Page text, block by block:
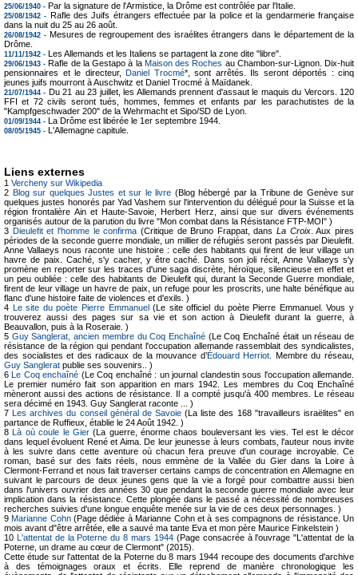
25/06/1940 - Par la signature de l'Armistice, la Drôme est contrôlée par l'Italie.
25/08/1942 -
Rafle des Juifs étrangers effectuée par la police et la gendarmerie française
dans la nuit du 25 au 26 août.
26/08/1942 - Mesures de regroupement des israélites étrangers dans le département de la
Drôme.
11/11/1942 - Les Allemands et les Italiens se partagent la zone dite "libre".
29/06/1943 - Rafle de la Gestapo à la Maison des Roches au Chambon-sur-Lignon. Dix-huit
pensionnaires et le directeur,
Daniel Trocmé*, sont arrêtés. Ils seront déportés : cinq
jeunes juifs mourront à Auschwitz et Daniel Trocmé à Maïdanek.
21/07/1944 - Du 21 au 23 juillet, les Allemands prennent d'assaut le maquis du Vercors. 120
FFI et 72 civils seront tués, hommes, femmes et enfants par les parachutistes de la
"Kampfgeschwader 200" de la Wehrmacht et Sipo/SD de Lyon.
01/09/1944 - La Drôme est libérée le 1er septembre 1944.
08/05/1945 - L'Allemagne capitule.
Liens externes
1 Vercheny sur Wikipedia
2 Blog sur quelques Justes et sur le livre (Blog hébergé par la Tribune de Genève sur
quelques justes honorés par Yad Vashem sur l'intervention du délégué pour la Suisse et la
région frontalière Ain et Haute-Savoie, Herbert Herz, ainsi que sur divers événements
organisés autour de la parution du livre "Mon combat dans la Résistance FTP-MOI" )
3 Dieulefit et l'homme le confirma (Critique de Bruno Frappat, dansLa Croix. Aux pires
périodes de la seconde guerre mondiale, un millier de réfugiés seront passés par Dieulefit.
Anne Vallaeys nous raconte une histoire : celle des habitants qui firent de leur village un
havre de paix. Caché, s'y cacher, y être caché. Dans son joli récit, Anne Vallaeys s'y
promène en reporter sur les traces d'une saga discrète, héroïque, silencieuse en effet et
un peu oubliée : celle des habitants de Dieulefit qui, durant la Seconde Guerre mondiale,
firent de leur village un havre de paix, un refuge pour les proscrits, une halte bénéfique au
flanc d'une histoire faite de violences et d'exils. )
4
Le site du poète Pierre Emmanuel (Le site officiel du poète Pierre Emmanuel. Vous y
trouverez aussi des pages sur sa vie et son action à Dieulefit durant la guerre, à
Beauvallon, puis à la Roseraie. )
5 Guy Sanglerat, ancien membre du Coq Enchaîné (Le Coq Enchaîné était un réseau de
résistance de la région qui pendant l'occupation allemande rassemblait des syndicalistes,
des socialistes et des radicaux de la mouvance d’Édouard Herriot . Membre du réseau,
Guy Sanglerat publie ses souvenirs.. )
6
Le Coq enchaîné (Le Coq enchaîné : un journal clandestin sous l'occupation allemande.
Le premier numéro fait son apparition en mars 1942. Les membres du Coq Enchaîné
mèneront aussi des actions de résistance. Il a compté jusqu'à 400 membres. Le réseau
sera décimé en 1943. Guy Sanglerat raconte ... )
7
Les archives du conseil général de Savoie (La liste des 168 "travailleurs israëlites" en
partance de Ruffieux, établie le 24 Août 1942. )
8
Là où coule le Gier(La guerre, énorme chaos bouleversant les vies. Tel est le décor
dans lequel évoluent René et Aima. De leur jeunesse à leurs combats, l'auteur nous invite
à les suivre dans cette aventure où chacun fera preuve d'un courage incroyable. Ce
roman, basé sur des faits réels, nous emmène de la Vallée du Gier dans la Loire à
Clermont-Ferrand et nous fait traverser certains camps de concentration en Allemagne en
suivant le parcours de deux jeunes gens que la vie a forgé pour combattre aussi bien
dans l'univers ouvrier des années 30 que pendant la seconde guerre mondiale avec leur
implication dans la résistance. Cette plongée dans le passé a nécessité de nombreuses
recherches suivies d'une longue enquête menée sur la vie de ces deux personnages. )
9 Marianne Cohn(Page dédiée à Marianne Cohn et à ses compagnons de résistance. Un
mois avant d"être arrêtée, elle a sauvé ma tante Eva et mon père Maurice Finkelstein )
10
L'attentat de la Poterne du 8 mars 1944(Page consacrée à l'ouvrage "L'attentat de la
Poterne, un drame au cœur de Clermont" (2015).
Cette étude sur l'attentat de la Poterne du 8 mars 1944 recoupe des documents d'archive
à des témoignages oraux et écrits. Elle reprend de manière chronologique les